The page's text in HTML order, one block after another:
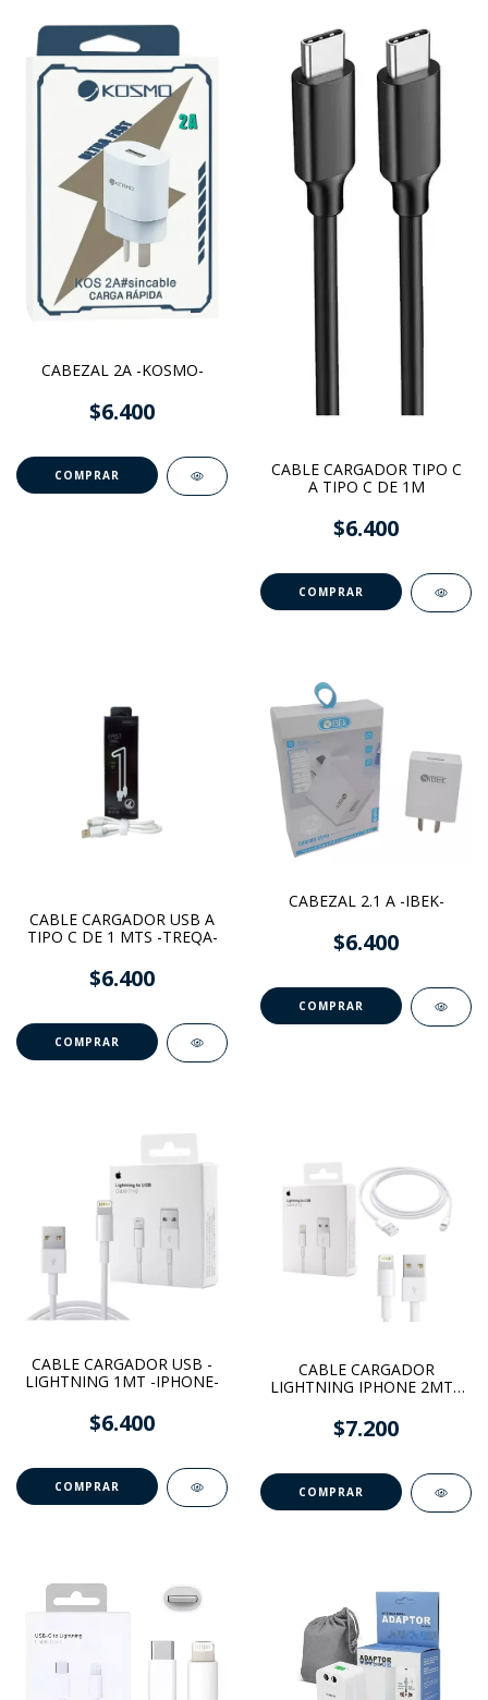
CABEZAL 2A -KOSMO-
$6.400
CABLE CARGADOR TIPO C
A TIPO C DE 1M
$6.400
CABLE CARGADOR USB A
TIPO C DE 1 MTS -TREQA-
$6.400
CABEZAL 2.1 A -IBEK-
$6.400
CABLE CARGADOR USB -
LIGHTNING 1MT -IPHONE-
$6.400
CABLE CARGADOR
LIGHTNING IPHONE 2MT -
$7.200